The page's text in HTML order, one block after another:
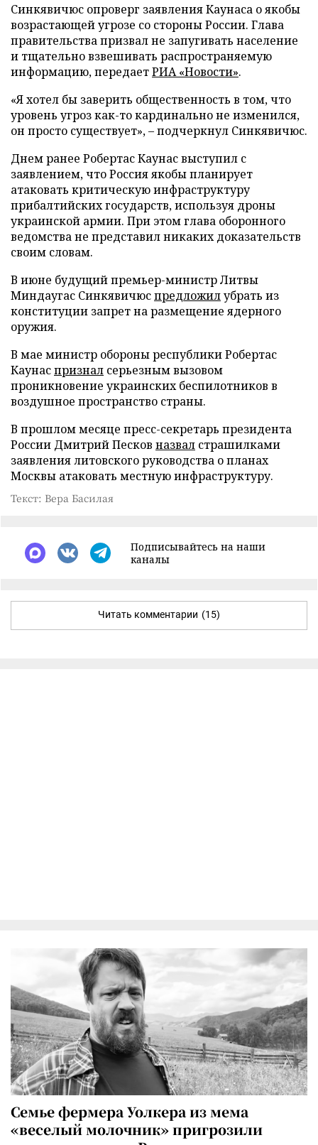
Синкявичюс опроверг заявления Каунаса о якобы
возрастающей угрозе со стороны России. Глава
правительства призвал не запугивать население
и тщательно взвешивать распространяемую
информацию, передаетРИА «Новости».
«Я хотел бы заверить общественность в том, что
уровень угроз как-то кардинально не изменился,
он просто существует», – подчеркнул Синкявичюс.
Днем ранее Робертас Каунас выступил с
заявлением, что Россия якобы планирует
атаковать критическую инфраструктуру
прибалтийских государств, используя дроны
украинской армии. При этом глава оборонного
ведомства не представил никаких доказательств
своим словам.
В июне будущий премьер-министр Литвы
Миндаугас Синкявичюспредложилубрать из
конституции запрет на размещение ядерного
оружия.
В мае министр обороны республики Робертас
Каунаспризнал серьезным вызовом
проникновение украинских беспилотников в
воздушное пространство страны.
В прошлом месяце пресс-секретарь президента
России Дмитрий Песков назвал страшилками
заявления литовского руководства о планах
Москвы атаковать местную инфраструктуру.
Текст: Вера Басилая
Подписывайтесь на наши
каналы
Читать комментарии (15)
Семье фермера Уолкера из мема
«веселый молочник» пригрозили